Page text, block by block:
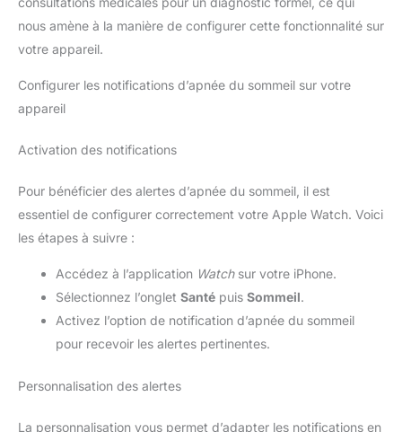
nous amène à la manière de configurer cette fonctionnalité sur
votre appareil.
Configurer les notifications d’apnée du sommeil sur votre
appareil
Activation des notifications
Pour bénéficier des alertes d’apnée du sommeil, il est
essentiel de configurer correctement votre Apple Watch. Voici
les étapes à suivre :
Accédez à l’application Watchsur votre iPhone.
Sélectionnez l’onglet Santé puis Sommeil.
Activez l’option de notification d’apnée du sommeil
pour recevoir les alertes pertinentes.
Personnalisation des alertes
La personnalisation vous permet d’adapter les notifications en